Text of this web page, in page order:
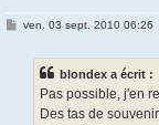
Mven. 03 sept. 2010 06:26
blondex a écrit :
Pas possible, j'en
Des tas de